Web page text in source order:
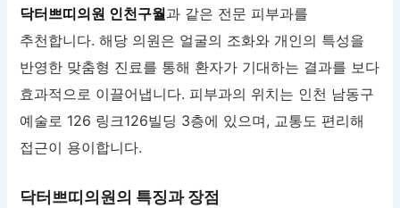
닥터쁘띠의원 인천구월과 같은 전문 피부과를
추천합니다. 해당 의원은 얼굴의 조화와 개인의 특성을
반영한 맞춤형 진료를 통해 환자가 기대하는 결과를 보다
효과적으로 이끌어냅니다. 피부과의 위치는 인천 남동구
예술로 126 링크126빌딩 3층에 있으며, 교통도 편리해
접근이 용이합니다.
닥터쁘띠의원의 특징과 장점